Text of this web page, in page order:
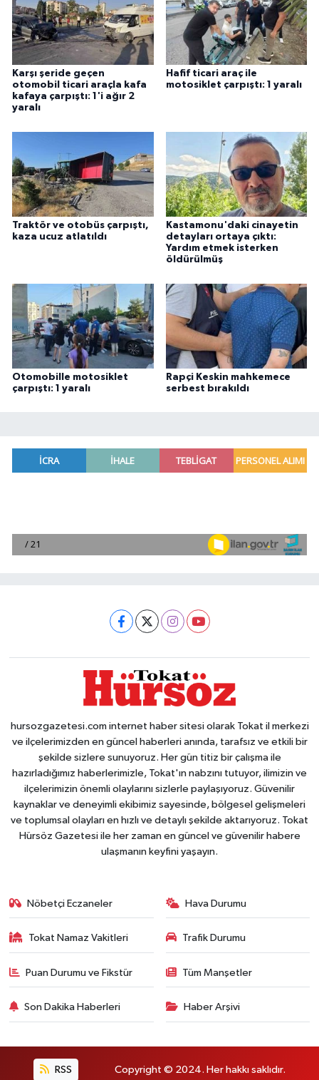
Karşı şeride geçen
otomobil ticari araçla kafa
kafaya çarpıştı: 1'i ağır 2
yaralı
Hafif ticari araç ile
motosiklet çarpıştı: 1 yaralı
Traktör ve otobüs çarpıştı,
kaza ucuz atlatıldı
Kastamonu'daki cinayetin
detayları ortaya çıktı:
Yardım etmek isterken
öldürülmüş
Otomobille motosiklet
çarpıştı: 1 yaralı
Rapçi Keskin mahkemece
serbest bırakıldı
hursozgazetesi.com internet haber sitesi olarak Tokat il merkezi
ve ilçelerimizden en güncel haberleri anında, tarafsız ve etkili bir
şekilde sizlere sunuyoruz. Her gün titiz bir çalışma ile
hazırladığımız haberlerimizle, Tokat'ın nabzını tutuyor, ilimizin ve
ilçelerimizin önemli olaylarını sizlerle paylaşıyoruz. Güvenilir
kaynaklar ve deneyimli ekibimiz sayesinde, bölgesel gelişmeleri
ve toplumsal olayları en hızlı ve detaylı şekilde aktarıyoruz. Tokat
Hürsöz Gazetesi ile her zaman en güncel ve güvenilir habere
ulaşmanın keyfini yaşayın.
Nöbetçi Eczaneler Hava Durumu
Tokat Namaz Vakitleri Trafik Durumu
Puan Durumu ve Fikstür Tüm Manşetler
Son Dakika Haberleri Haber Arşivi
RSS Copyright © 2024. Her hakkı saklıdır.